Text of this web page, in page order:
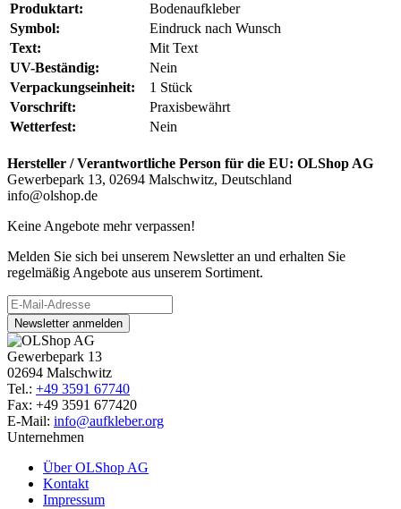
Produktart:
Bodenaufkleber
Symbol:
Eindruck nach Wunsch
Text:
Mit Text
UV-Beständig:
Nein
Verpackungseinheit:
1 Stück
Vorschrift:
Praxisbewährt
Wetterfest:
Nein
Hersteller / Verantwortliche Person für die EU: OLShop AG
Gewerbepark 13, 02694 Malschwitz, Deutschland
info@olshop.de
Keine Angebote mehr verpassen!
Melden Sie sich bei unserem Newsletter an und erhalten Sie
regelmäßig Angebote aus unserem Sortiment.
Newsletter anmelden
Gewerbepark 13
02694 Malschwitz
Tel.: +49 3591 67740
Fax: +49 3591 677420
E-Mail: info@aufkleber.org
Unternehmen
Über OLShop AG
Kontakt
Impressum